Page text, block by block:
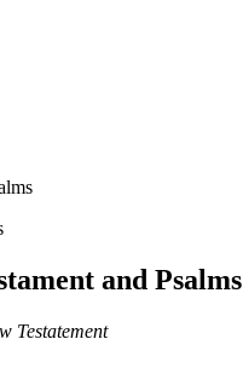
and Psalms
Testatement